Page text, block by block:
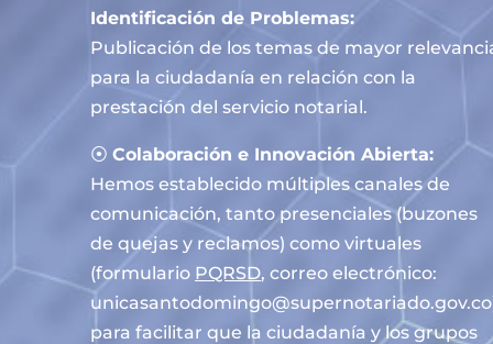
Identificación de Problemas:
Publicación de los temas de mayor
para la ciudadanía en relación con la
prestación del servicio notarial.
⦿ Colaboración e Innovación Abierta:
Hemos establecido múltiples canales de
comunicación, tanto presenciales (buzones
de quejas y reclamos) como virtuales
(formulario PQRSD, correo electrónico:
unicasantodomingo@supernotariado.gov.co
para facilitar que la ciudadanía y los grupos